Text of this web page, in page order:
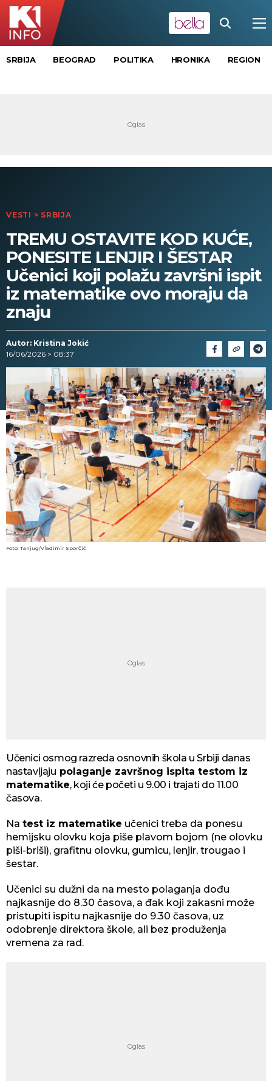
SRBIJA BEOGRAD POLITIKA HRONIKA REGION
VESTI > SRBIJA
TREMU OSTAVITE KOD KUĆE,
PONESITE LENJIR I ŠESTAR
Učenici koji polažu završni ispit
iz matematike ovo moraju da
znaju
Autor: Kristina Jokić
16/06/2026 > 08:37
Foto: Tanjug/Vladimir Sporčić
Učenici osmog razreda osnovnih škola u Srbiji danas
nastavljaju polaganje završnog ispita testom iz
matematike, koji će početi u 9.00 i trajati do 11.00
časova.
Na test iz matematike učenici treba da ponesu
hemijsku olovku koja piše plavom bojom (ne olovku
piši-briši), grafitnu olovku, gumicu, lenjir, trougao i
šestar.
Učenici su dužni da na mesto polaganja dođu
najkasnije do 8.30 časova, a đak koji zakasni može
pristupiti ispitu najkasnije do 9.30 časova, uz
odobrenje direktora škole, ali bez produženja
vremena za rad.